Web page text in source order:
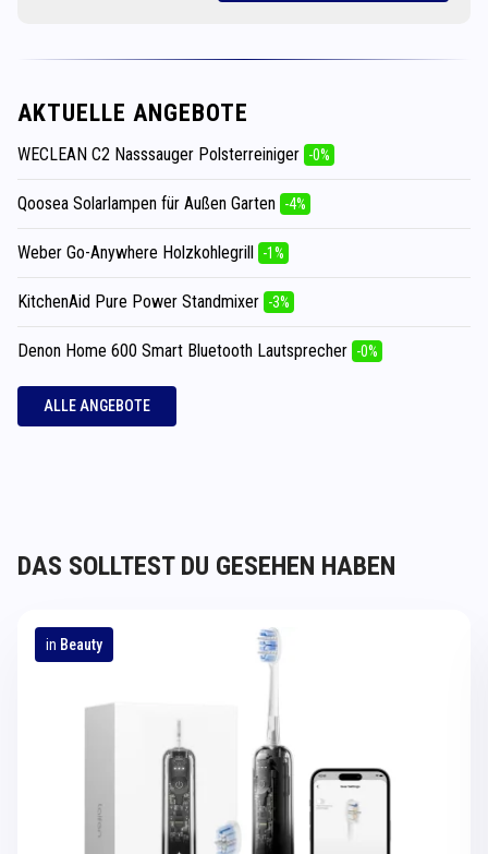
AKTUELLE ANGEBOTE
WECLEAN C2 Nasssauger Polsterreiniger -0%
Qoosea Solarlampen für Außen Garten -4%
Weber Go-Anywhere Holzkohlegrill -1%
KitchenAid Pure Power Standmixer -3%
Denon Home 600 Smart Bluetooth Lautsprecher -0%
ALLE ANGEBOTE
DAS SOLLTEST DU GESEHEN HABEN
in Beauty